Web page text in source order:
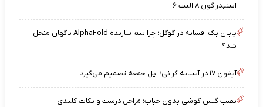
اسنپدراگون ۸ الیت ۶
پایان یک افسانه در گوگل؛ چرا تیم سازنده AlphaFold ناگهان منحل
شد؟
آیفون ۱۷ در آستانه گرانی؛ اپل جمعه تصمیم می‌گیرد
نصب گلس گوشی بدون حباب؛ مراحل درست و نکات کلیدی